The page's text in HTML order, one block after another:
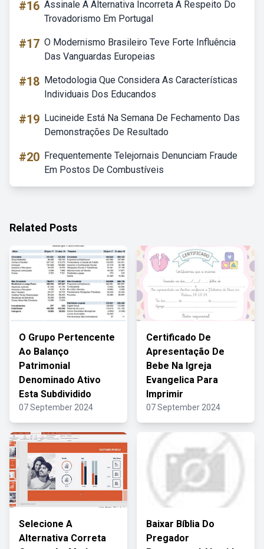
#16 Assinale A Alternativa Incorreta A Respeito Do
Trovadorismo Em Portugal
#17 O Modernismo Brasileiro Teve Forte Influência
Das Vanguardas Europeias
#18 Metodologia Que Considera As Características
Individuais Dos Educandos
#19 Lucineide Está Na Semana De Fechamento Das
Demonstrações De Resultado
#20 Frequentemente Telejornais Denunciam Fraude
Em Postos De Combustíveis
Related Posts
O Grupo Pertencente
Ao Balanço
Patrimonial
Denominado Ativo
Esta Subdividido
07 September 2024
Certificado De
Apresentação De
Bebe Na Igreja
Evangelica Para
Imprimir
07 September 2024
Selecione A
Alternativa Correta
Baixar Bíblia Do
Pregador